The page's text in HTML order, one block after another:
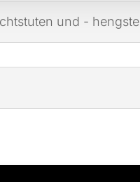
und - hengste